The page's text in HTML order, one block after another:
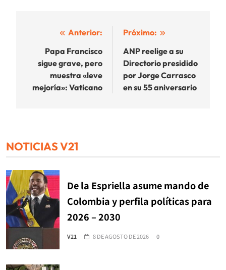
Navegación
entradas
Anterior:
Papa Francisco
sigue grave, pero
muestra «leve
mejoría»: Vaticano
Próximo:
ANP reelige a su
Directorio presidido
por Jorge Carrasco
en su 55 aniversario
NOTICIAS V21
De la Espriella asume mando de
Colombia y perfila políticas para
2026 – 2030
V21 8 DE AGOSTO DE 2026 0